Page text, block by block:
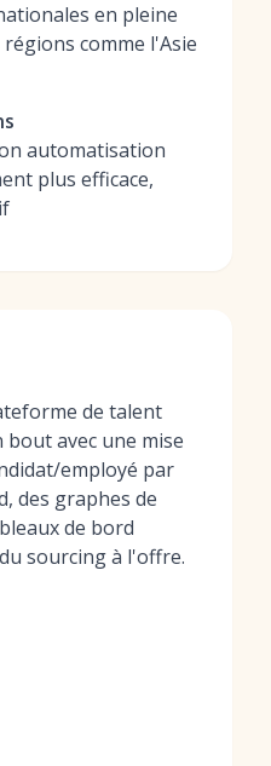
en pleine
comme l'Asie
automatisation
plus efficace,
de talent
avec une mise
employé par
des graphes de
de bord
sourcing à l'offre.